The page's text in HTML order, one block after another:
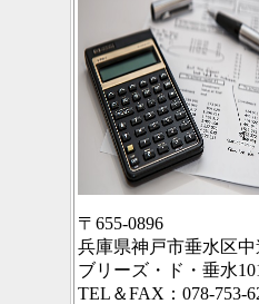
〒655-0896
兵庫県神戸市垂水区中
ブリーズ・ド・垂水
TEL＆FAX：078-753-